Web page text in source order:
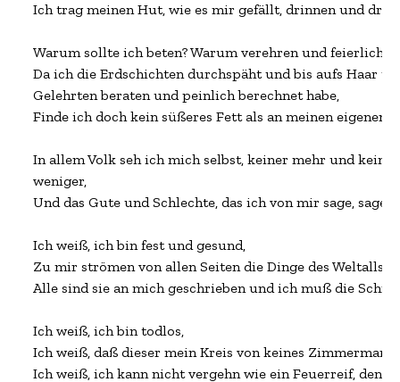
Ich trag meinen Hut, wie es mir gefällt, drinnen und
Warum sollte ich beten? Warum verehren und feierlich
Da ich die Erdschichten durchspäht und bis aufs Haar
Gelehrten beraten und peinlich berechnet habe,
Finde ich doch kein süßeres Fett als an meinen eigenen
In allem Volk seh ich mich selbst, keiner mehr und
weniger,
Und das Gute und Schlechte, das ich von mir sage, sage
Ich weiß, ich bin fest und gesund,
Zu mir strömen von allen Seiten die Dinge des Weltalls
Alle sind sie an mich geschrieben und ich muß die
Ich weiß, ich bin todlos,
Ich weiß, daß dieser mein Kreis von keines
Ich weiß, ich kann nicht vergehn wie ein Feuerreif, den